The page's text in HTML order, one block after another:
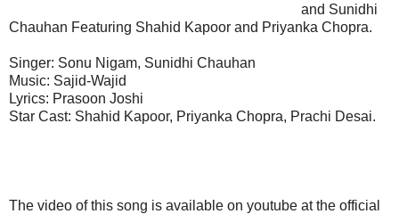
and Sunidhi
Chauhan Featuring Shahid Kapoor and Priyanka Chopra.
Singer: Sonu Nigam, Sunidhi Chauhan
Music: Sajid-Wajid
Lyrics: Prasoon Joshi
Star Cast: Shahid Kapoor, Priyanka Chopra, Prachi Desai.
The video of this song is available on youtube at the official